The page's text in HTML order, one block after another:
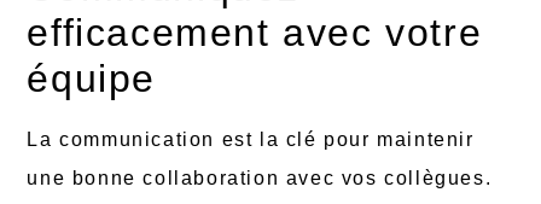
efficacement avec votre
équipe
La communication est la clé pour maintenir
une bonne collaboration avec vos collègues.